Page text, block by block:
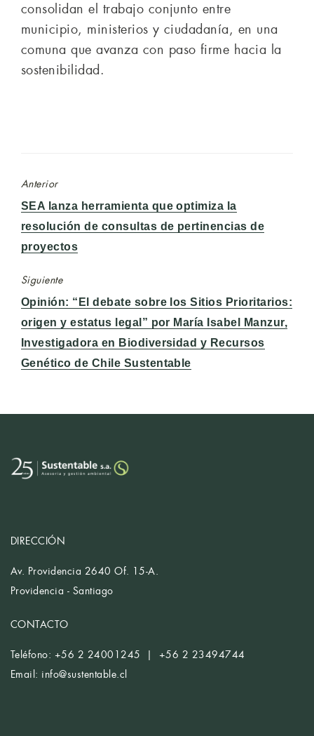
consolidan el trabajo conjunto entre
municipio, ministerios y ciudadanía, en una
comuna que avanza con paso firme hacia la
sostenibilidad.
Anterior
Entrada
anterior:
SEA lanza herramienta que optimiza la
resolución de consultas de pertinencias de
proyectos
Siguiente
Entrada
siguiente:
Opinión: “El debate sobre los Sitios Prioritarios:
origen y estatus legal” por María Isabel Manzur,
Investigadora en Biodiversidad y Recursos
Genético de Chile Sustentable
DIRECCIÓN
Av. Providencia 2640 Of. 15-A.
Providencia - Santiago
CONTACTO
Teléfono: +56 2 24001245 | +56 2 23494744
Email: info@sustentable.cl